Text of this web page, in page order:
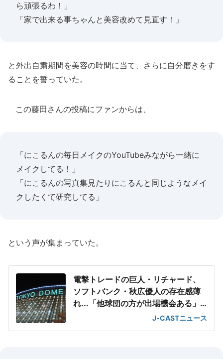
ら頑張るわ！」
「家で出来る事ちゃんと美容改めて見直す！」
と外出自粛期間を美容の時間に当て、さらに自分磨きをす
ることを誓っていた。
この藤田さんの投稿にファンからは、
「にこるんの毎日メイクのYouTubeみながら一緒に
メイクしてる！」
「にこるんの写真集見たりにこるんと同じようなメイ
クしたくて研究してる」
という声が集まっていた。
電撃トレードの巨人・リチャード、
ソフトバンク・秋広優人の存在感薄
れ...「他球団の方が出場機会ある」
J-CASTニュース